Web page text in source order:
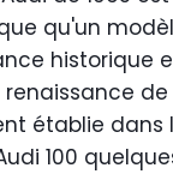
qu'un
historique
établie dans
100